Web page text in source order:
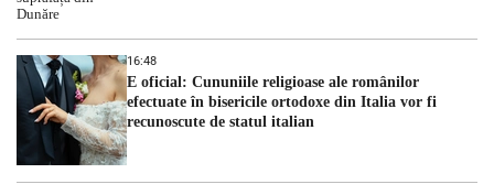
16:48
E oficial: Cununiile religioase ale românilor
efectuate în bisericile ortodoxe din Italia vor fi
recunoscute de statul italian